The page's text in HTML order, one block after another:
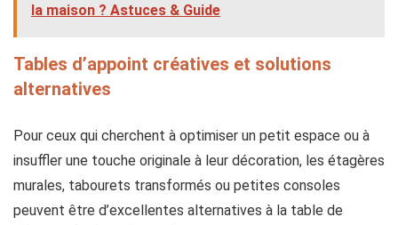
la maison ? Astuces & Guide
Tables d’appoint créatives et solutions
alternatives
Pour ceux qui cherchent à optimiser un petit espace ou à
insuffler une touche originale à leur décoration, les étagères
murales, tabourets transformés ou petites consoles
peuvent être d’excellentes alternatives à la table de